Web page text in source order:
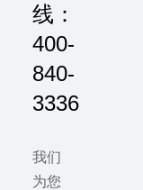
线：
400-
840-
3336
我们
为您